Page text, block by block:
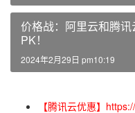
价格战：阿里云和腾
PK！
2024年2月29日 pm10:19
【腾讯云优惠】